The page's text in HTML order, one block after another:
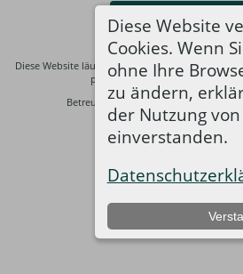
Diese Website
Cookies. Wenn
ohne Ihre
zu ändern,
der Nutzung von
einverstanden.
Diese Website läuft mitThe Next Generation of
programmiert von Darrin
Betreut vonThomas Bredendiek . |